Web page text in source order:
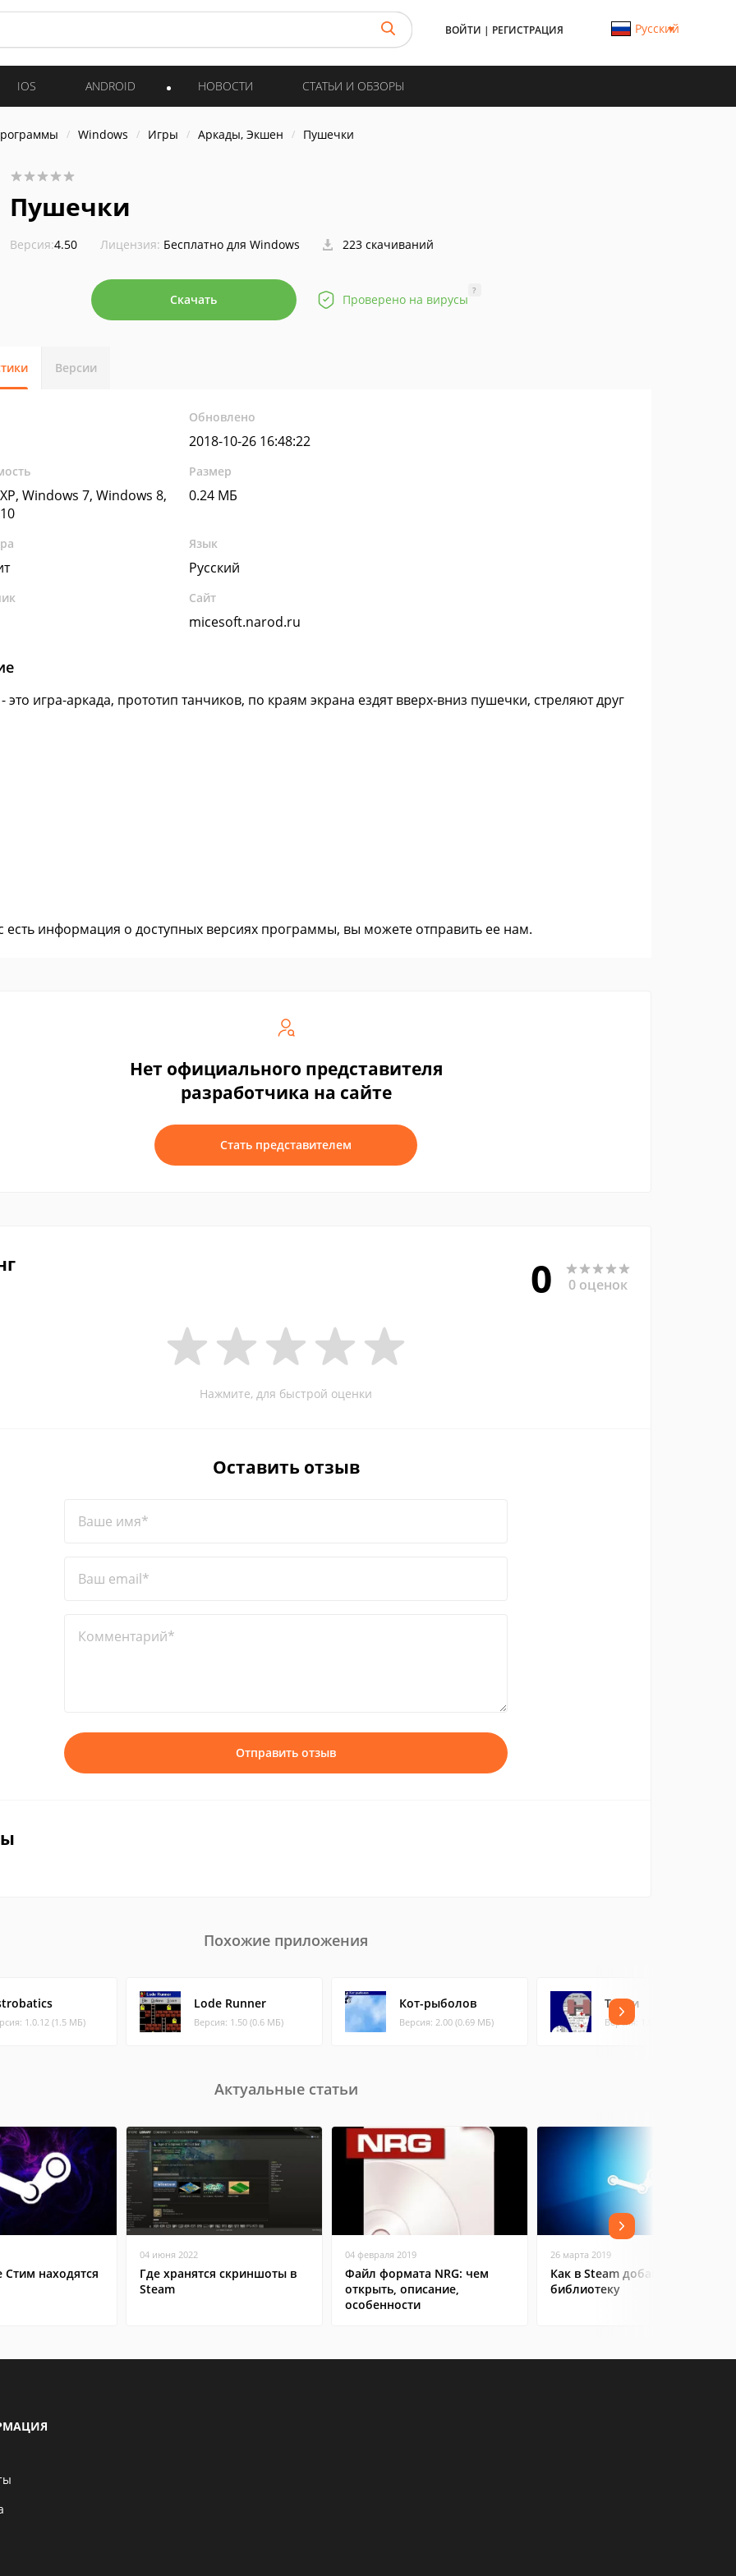
ВОЙТИ | РЕГИСТРАЦИЯ Русский
IOS ANDROID НОВОСТИ СТАТЬИ И ОБЗОРЫ
Windows Игры Аркады, Экшен Пушечки
Пушечки
Версия:4.50 Лицензия: Бесплатно для Windows 223 скачиваний
Скачать Проверено на вирусы
?
Версии
Обновлено
2018-10-26 16:48:22
Windows 7, Windows 8,
Размер
0.24 МБ
Язык
Русский
Сайт
micesoft.narod.ru
игра-аркада, прототип танчиков, по краям экрана ездят вверх-вниз пушечки, стреляют друг
есть информация о доступных версиях программы, вы можете отправить ее нам.
Нет официального представителя
разработчика на сайте
Стать представителем
0 0 оценок
Нажмите, для быстрой оценки
Оставить отзыв
Ваше имя*
Ваш email*
Комментарий*
Отправить отзыв
Похожие приложения
1.0.12 (1.5 МБ)
Lode Runner
Версия: 1.50 (0.6 МБ)
Кот-рыболов
Версия: 2.00 (0.69 МБ)
Танки
Версия: 1.0.0.1 (0.08 МБ)
Актуальные статьи
Стим находятся
04 июня 2022
Где хранятся скриншоты в
Steam
04 февраля 2019
Файл формата NRG: чем
открыть, описание,
особенности
26 марта 2019
Как в Steam добавить игру в
библиотеку